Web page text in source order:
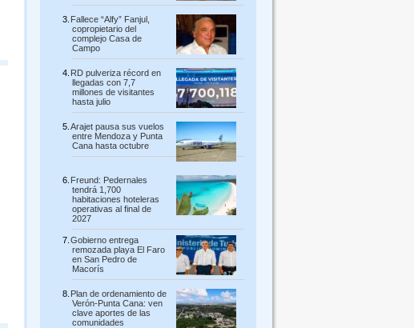
Fallece “Alfy” Fanjul,
copropietario del
complejo Casa de
Campo
RD pulveriza récord en
llegadas con 7,7
millones de visitantes
hasta julio
Arajet pausa sus vuelos
entre Mendoza y Punta
Cana hasta octubre
Freund: Pedernales
tendrá 1,700
habitaciones hoteleras
operativas al final de
2027
Gobierno entrega
remozada playa El Faro
en San Pedro de
Macorís
Plan de ordenamiento de
Verón-Punta Cana: ven
clave aportes de las
comunidades